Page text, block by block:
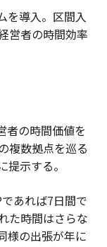
を導入。区間入
営者の時間効率
者の時間価値を
複数拠点を巡る
示する。
あれば7日間で
た時間はさらな
様の出張が年に